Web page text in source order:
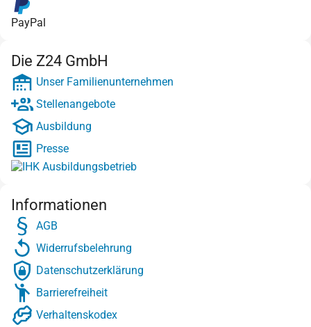
PayPal
Die Z24 GmbH
Unser Familienunternehmen
Stellenangebote
Ausbildung
Presse
Informationen
AGB
Widerrufsbelehrung
Datenschutzerklärung
Barrierefreiheit
Verhaltenskodex